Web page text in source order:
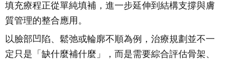
填充療程正從單純填補，進一步延伸到結構支撐與膚
質管理的整合應用。
以臉部凹陷、鬆弛或輪廓不順為例，治療規劃並不一
定只是「缺什麼補什麼」，而是需要綜合評估骨架、